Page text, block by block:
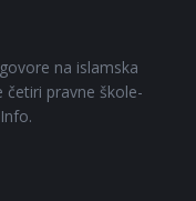
na islamska
četiri pravne škole-